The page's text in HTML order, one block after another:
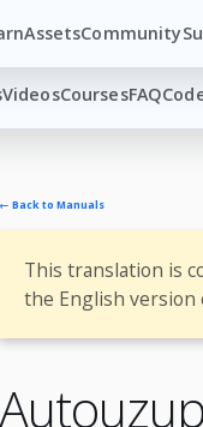
AssetsCommunity
VideosCoursesFAQ
← Back to Manuals
This translation is
the English version